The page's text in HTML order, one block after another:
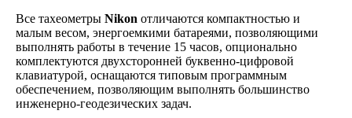
Все тахеометры Nikon отличаются компактностью и
малым весом, энергоемкими батареями, позволяющими
выполнять работы в течение 15 часов, опционально
комплектуются двухсторонней буквенно-цифровой
клавиатурой, оснащаются типовым программным
обеспечением, позволяющим выполнять большинство
инженерно-геодезических задач.